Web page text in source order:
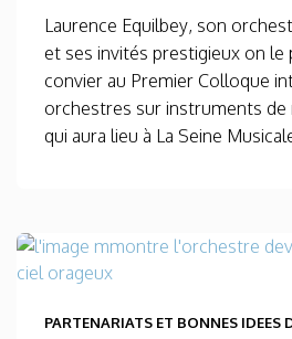
Laurence Equilbey, son
et ses invités prestigieux on le
convier au Premier Colloque
orchestres sur instruments de
qui aura lieu à La Seine
PARTENARIATS ET BONNES IDEES